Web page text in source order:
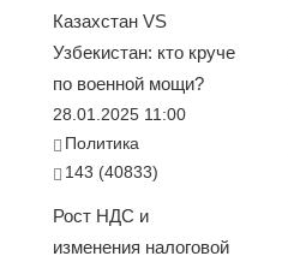
Казахстан VS
Узбекистан: кто круче
по военной мощи?
28.01.2025 11:00
Политика
143 (40833)
Рост НДС и
изменения налоговой